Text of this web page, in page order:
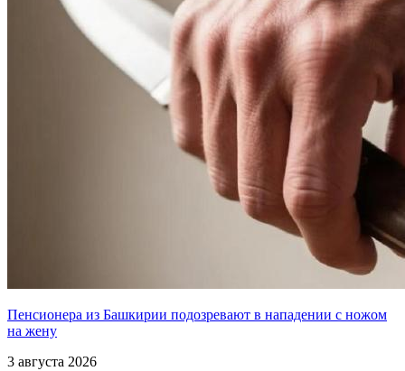
Пенсионера из Башкирии подозревают в нападении с ножом
на жену
3 августа 2026